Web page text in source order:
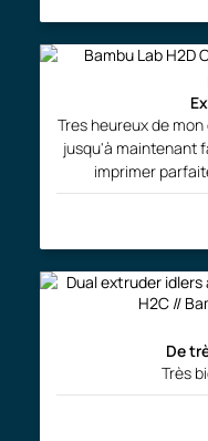
Tres heureux de mon choix. Au dela de
jusqu'à maintenant
imprimer
De
Très